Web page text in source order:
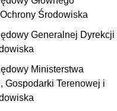
Środowiska
Generalnej Dyrekcji
Ministerstwa
Gospodarki Terenowej i